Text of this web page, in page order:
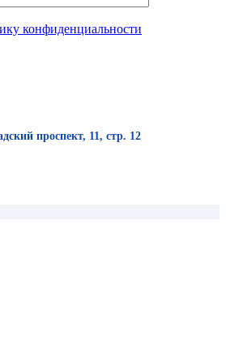
конфиденциальности
проспект, 11, стр. 12